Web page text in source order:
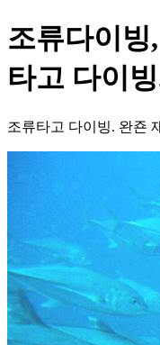
조류다이
타고 다이
조류타고 다이빙. 완죤